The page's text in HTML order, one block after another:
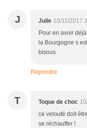
J Julie 10/11/2017
Pour en avoir
la Bourgogne s
bisous
Répondre
T Toque de choc
ce velouté doit
se réchauffer !